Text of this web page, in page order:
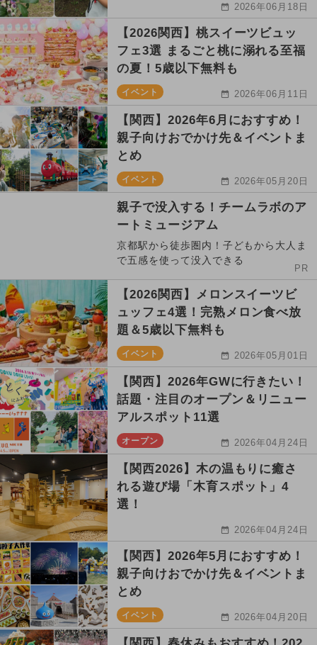
2026年06月18日
【2026関西】桃スイーツビュッ
フェ3選 まるごと桃に溺れる至福
の夏！5歳以下無料も
イベント 2026年06月11日
【関西】2026年6月におすすめ！
親子向けおでかけ先＆イベントま
とめ
イベント 2026年05月20日
親子で没入する！チームラボのア
ートミュージアム
京都駅から徒歩圏内！子どもから大人ま
で五感を使って没入できる
PR
【2026関西】メロンスイーツビ
ュッフェ4選！完熟メロン食べ放
題＆5歳以下無料も
イベント 2026年05月01日
【関西】2026年GWに行きたい！
話題・注目のオープン＆リニュー
アルスポット11選
オープン 2026年04月24日
【関西2026】木の温もりに癒さ
れる遊び場「木育スポット」4
選！
2026年04月24日
【関西】2026年5月におすすめ！
親子向けおでかけ先＆イベントま
とめ
イベント 2026年04月20日